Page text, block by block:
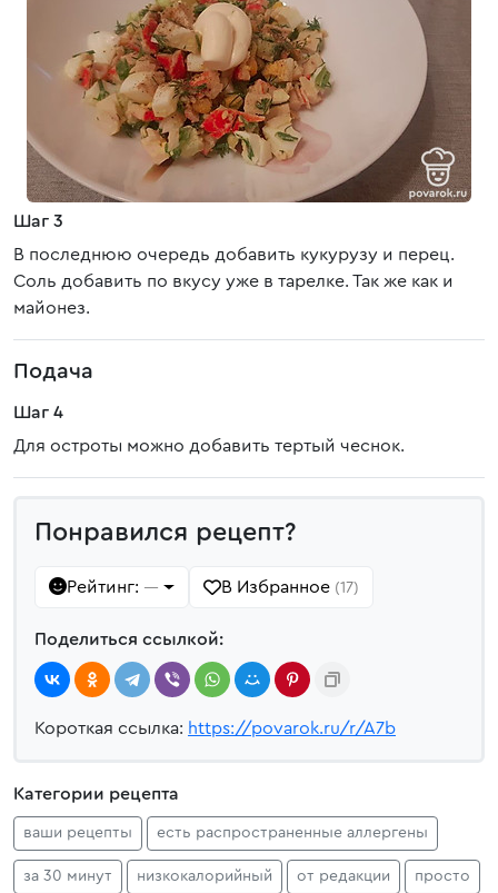
Шаг 3
В последнюю очередь добавить кукурузу и перец.
Соль добавить по вкусу уже в тарелке. Так же как и
майонез.
Подача
Шаг 4
Для остроты можно добавить тертый чеснок.
Понравился рецепт?
Рейтинг: — В Избранное (17)
Поделиться ссылкой:
Короткая ссылка: https://povarok.ru/r/A7b
Категории рецепта
ваши рецепты есть распространенные аллергены
за 30 минут низкокалорийный от редакции просто